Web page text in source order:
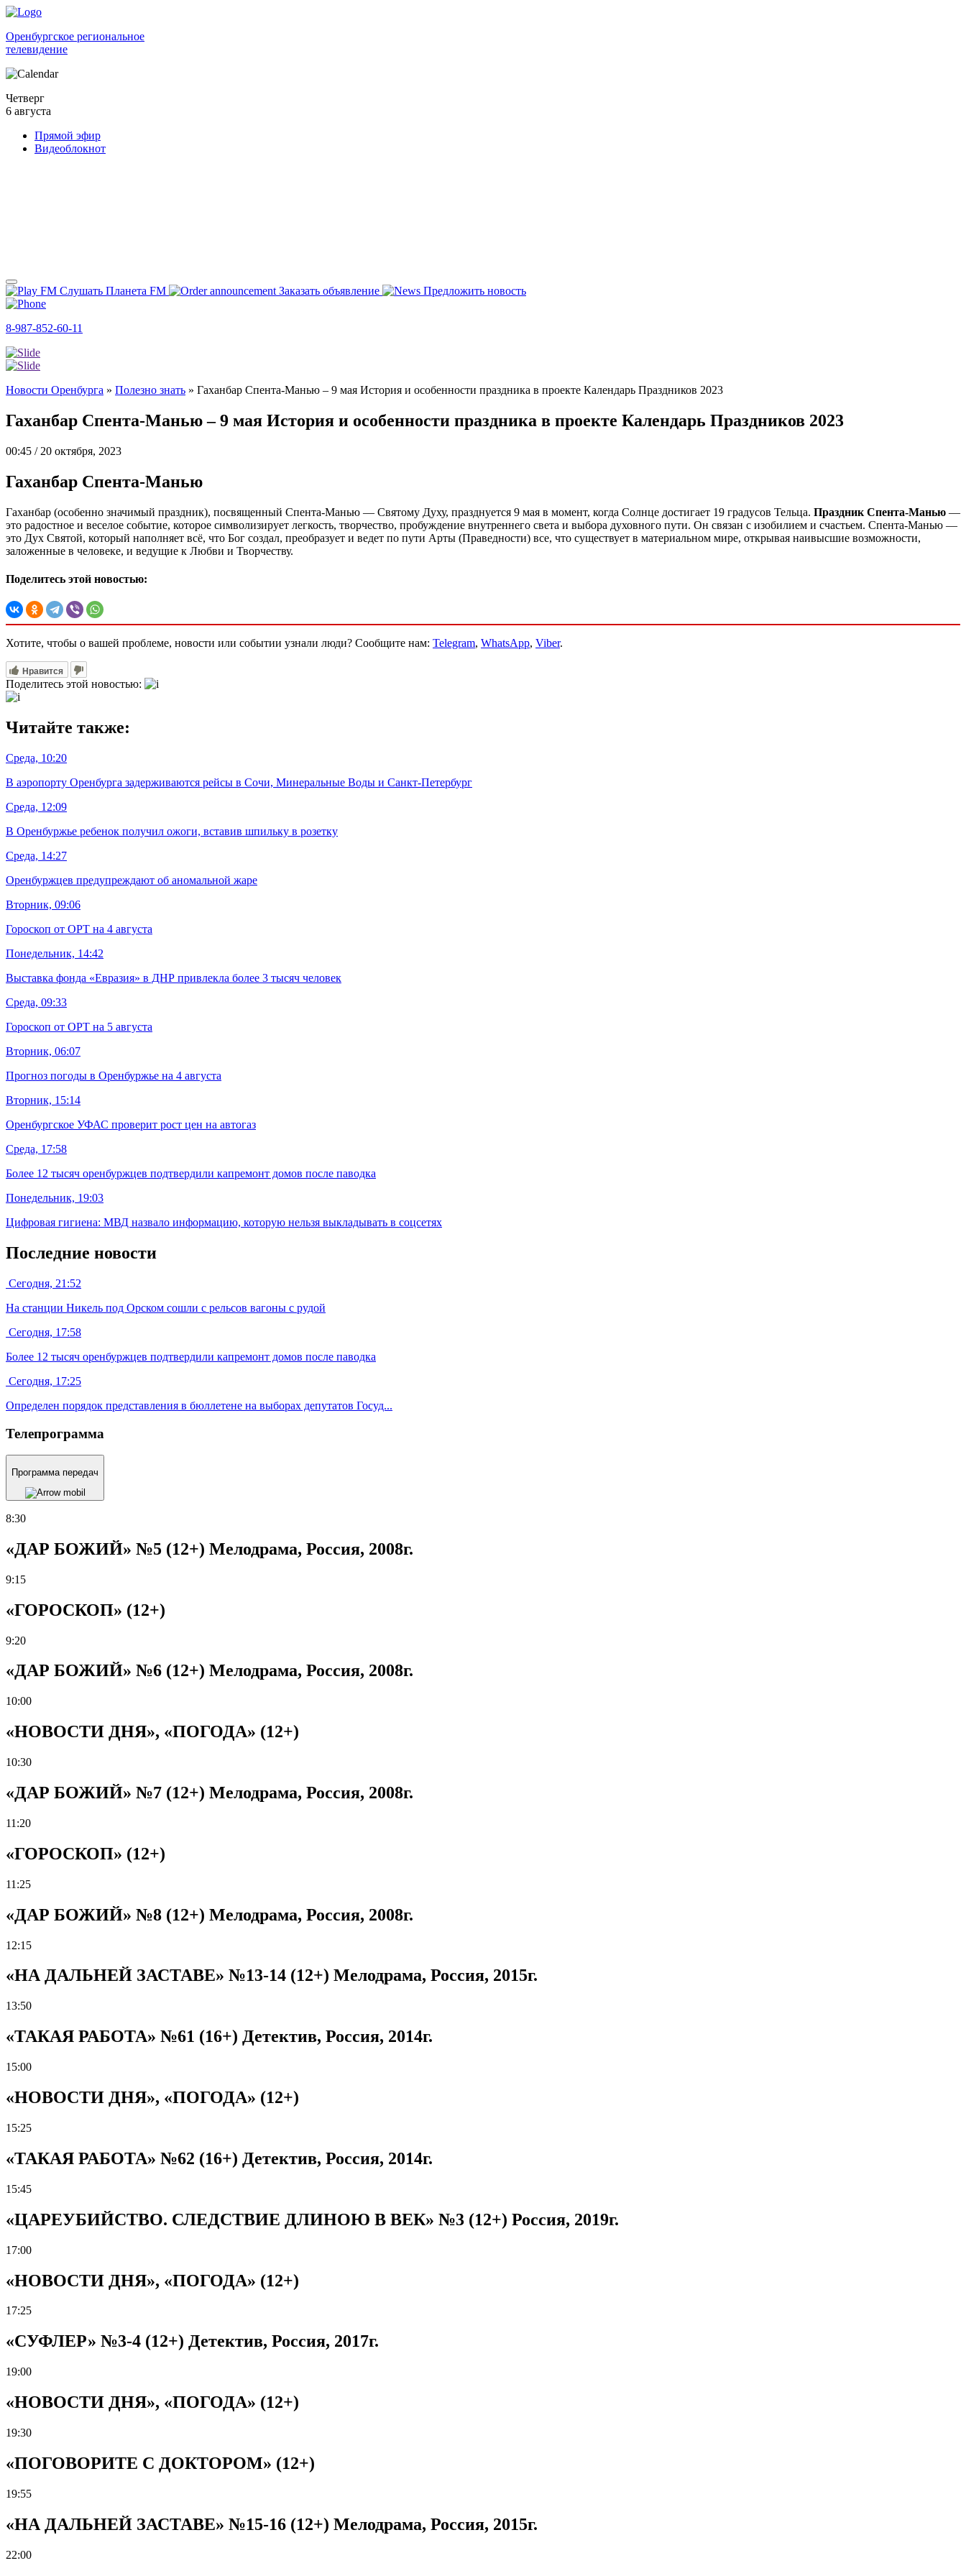
Оренбургское региональное
телевидение
Четверг
6 августа
Прямой эфир
Видеоблокнот
Слушать Планета FM Заказать объявление Предложить новость
8-987-852-60-11
Новости Оренбурга » Полезно знать » Гаханбар Спента-Манью – 9 мая История и особенности праздника в проекте Календарь Праздников 2023
Гаханбар Спента-Манью – 9 мая История и особенности праздника в проекте Календарь Праздников 2023
00:45 / 20 октября, 2023
Гаханбар Спента-Манью
Гаханбар (особенно значимый праздник), посвященный Спента-Манью — Святому Духу, празднуется 9 мая в момент, когда Солнце достигает 19 градусов Тельца. Праздник Спента-Манью —
это радостное и веселое событие, которое символизирует легкость, творчество, пробуждение внутреннего света и выбора духовного пути. Он связан с изобилием и счастьем. Спента-Манью —
это Дух Святой, который наполняет всё, что Бог создал, преобразует и ведет по пути Арты (Праведности) все, что существует в материальном мире, открывая наивысшие возможности,
заложенные в человеке, и ведущие к Любви и Творчеству.
Поделитесь этой новостью:
Хотите, чтобы о вашей проблеме, новости или событии узнали люди? Сообщите нам: Telegram, WhatsApp, Viber.
Нравится
Поделитесь этой новостью:
Читайте также:
Среда, 10:20
В аэропорту Оренбурга задерживаются рейсы в Сочи, Минеральные Воды и Санкт-Петербург
Среда, 12:09
В Оренбуржье ребенок получил ожоги, вставив шпильку в розетку
Среда, 14:27
Оренбуржцев предупреждают об аномальной жаре
Вторник, 09:06
Гороскоп от ОРТ на 4 августа
Понедельник, 14:42
Выставка фонда «Евразия» в ДНР привлекла более 3 тысяч человек
Среда, 09:33
Гороскоп от ОРТ на 5 августа
Вторник, 06:07
Прогноз погоды в Оренбуржье на 4 августа
Вторник, 15:14
Оренбургское УФАС проверит рост цен на автогаз
Среда, 17:58
Более 12 тысяч оренбуржцев подтвердили капремонт домов после паводка
Понедельник, 19:03
Цифровая гигиена: МВД назвало информацию, которую нельзя выкладывать в соцсетях
Последние новости
Сегодня, 21:52
На станции Никель под Орском сошли с рельсов вагоны с рудой
Сегодня, 17:58
Более 12 тысяч оренбуржцев подтвердили капремонт домов после паводка
Сегодня, 17:25
Определен порядок представления в бюллетене на выборах депутатов Госуд...
Телепрограмма
Программа передач
8:30
«ДАР БОЖИЙ» №5 (12+) Мелодрама, Россия, 2008г.
9:15
«ГОРОСКОП» (12+)
9:20
«ДАР БОЖИЙ» №6 (12+) Мелодрама, Россия, 2008г.
10:00
«НОВОСТИ ДНЯ», «ПОГОДА» (12+)
10:30
«ДАР БОЖИЙ» №7 (12+) Мелодрама, Россия, 2008г.
11:20
«ГОРОСКОП» (12+)
11:25
«ДАР БОЖИЙ» №8 (12+) Мелодрама, Россия, 2008г.
12:15
«НА ДАЛЬНЕЙ ЗАСТАВЕ» №13-14 (12+) Мелодрама, Россия, 2015г.
13:50
«ТАКАЯ РАБОТА» №61 (16+) Детектив, Россия, 2014г.
15:00
«НОВОСТИ ДНЯ», «ПОГОДА» (12+)
15:25
«ТАКАЯ РАБОТА» №62 (16+) Детектив, Россия, 2014г.
15:45
«ЦАРЕУБИЙСТВО. СЛЕДСТВИЕ ДЛИНОЮ В ВЕК» №3 (12+) Россия, 2019г.
17:00
«НОВОСТИ ДНЯ», «ПОГОДА» (12+)
17:25
«СУФЛЕР» №3-4 (12+) Детектив, Россия, 2017г.
19:00
«НОВОСТИ ДНЯ», «ПОГОДА» (12+)
19:30
«ПОГОВОРИТЕ С ДОКТОРОМ» (12+)
19:55
«НА ДАЛЬНЕЙ ЗАСТАВЕ» №15-16 (12+) Мелодрама, Россия, 2015г.
22:00